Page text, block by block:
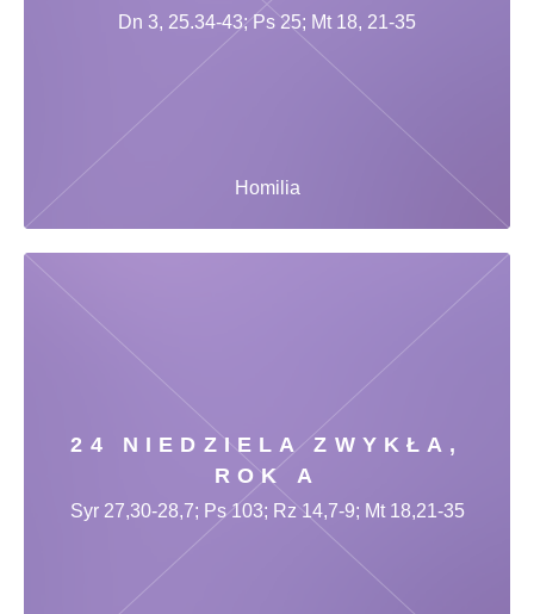
Homilia
Dn 3, 25.34-43; Ps 25; Mt 18, 21-35
24 NIEDZIELA ZWYKŁA,
ROK A
Syr 27,30-28,7; Ps 103; Rz 14,7-9; Mt 18,21-35